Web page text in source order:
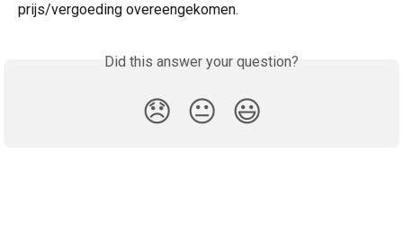
prijs/vergoeding overeengekomen.
Did this answer your question?
😞 😐 😃